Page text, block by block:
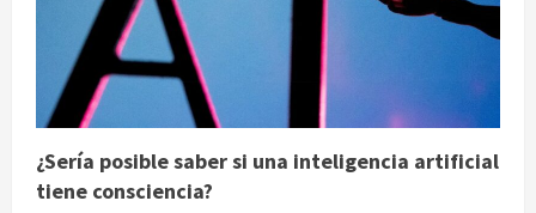
¿Sería posible saber si una inteligencia artificial
tiene consciencia?